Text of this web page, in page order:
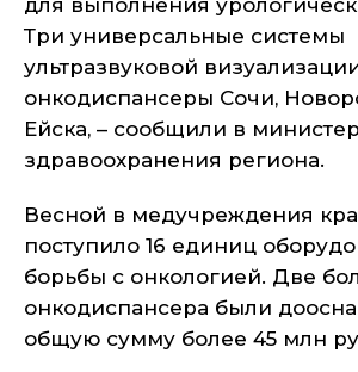
для выполнения
Три универсальные системы
ультразвуковой
онкодиспансеры Сочи,
Ейска, – сообщили в
здравоохранения региона.
Весной в медучреждения
поступило 16 единиц
борьбы с онкологией. Две
онкодиспансера были
общую сумму более 45 млн